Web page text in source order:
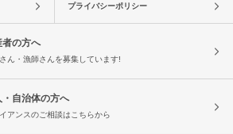
プライバシーポリシー
者の方へ
ん・漁師さんを募集しています!
・自治体の方へ
アンスのご相談はこちらから